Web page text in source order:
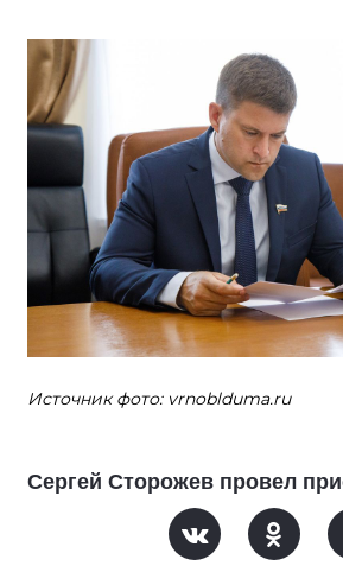
Источник фото: vrnoblduma.ru
Сергей Сторожев провел